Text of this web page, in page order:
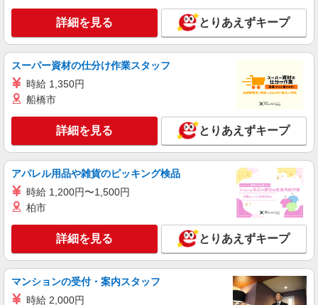
【介護福祉士】 月給：305,300円 年収例：410
万円〜 ※下記毎月平均的に支払われる手当を含み
ます。 ・職務手当 ・特別職務手当 ・特別地域手
当 ・（東京都）居住支援特別手当 ・働きがい向上
手当 ・特別夜勤手当 ・日祝手当（月平均2回分）
・夜勤手当（月平均5回分） ※居住支援特別手当
は勤続5年目までの方はさらに1万円支給（再入社
業時は別途時間外手当支給（超過1分〜）
東京都板橋区徳丸6丁目1-11
キープ 詳細を見る
正社員
SOMPOケア ラヴィーレ光が丘公園/5007aa1
介護スタッフ
【介護福祉士】 月給：305,300円 年収例：410
万円〜 ※下記毎月平均的に支払われる手当を含み
ます。 ・職務手当 ・特別職務手当 ・特別地域手
当 ・（東京都）居住支援特別手当 ・働きがい向上
手当 ・特別夜勤手当 ・日祝手当（月平均2回分）
・夜勤手当（月平均5回分） ※居住支援特別手当
は勤続5年目までの方はさらに1万円支給（再入社
は除く） ◎賞与：基本給2.08ヶ月分/年支給 ◎残
業時は別途時間外手当支給（超過1分〜）
東京都板橋区赤塚新町2-7-16
キープ 詳細を見る
正社員
そんぽの家S ときわ台南/2045ba1
詳細を見る とりあえずキープ
スーパー資材の仕分け作業スタッフ
時給 1,350円
船橋市
詳細を見る とりあえずキープ
アパレル用品や雑貨のピッキング検品
時給 1,200円〜1,500円
柏市
詳細を見る とりあえずキープ
マンションの受付・案内スタッフ
時給 2,000円